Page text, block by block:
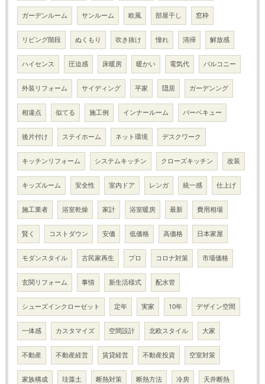
ガーデンルーム サンルーム 欧風 部屋干し 窓枠
リビング階段 ぬくもり 吹き抜け 憧れ 清掃 解放感
ハイセンス 圧迫感 床暖房 暖かい 電気代 バルコニー
外装リフォーム サイディング 平家 隠居 ガーデンング
相違点 似てる 施工例 インナールーム バーベキュー
後片付け ステイホーム ネット環境 デスクワーク
キッチンリフォーム システムキッチン クローズキッチン 改装
キッズルーム 安全性 室内ドア レンガ 統一感 仕上げ
施工業者 浴室乾燥 家計 浴室暖房 最新 費用相場
賢く コストダウン 安価 低価格 高価格 日本家屋
モダンスタイル 古民家再生 プロ コロナ対策 市場価格
玄関リフォーム 事情 新生活様式 配水管
シューズインクローゼット 定年 実家 10年 デザイン空間
一体感 カスタマイズ 空間設計 北欧スタイル 大家
不動産 不動産経営 賃貸経営 不動産投資 空室対策
家族構成 珪藻土 断熱対策 断熱方法 冷房 天井断熱